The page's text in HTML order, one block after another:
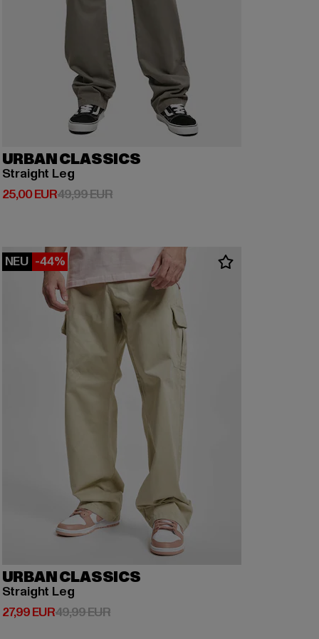
URBAN CLASSICS
Straight Leg
25,00 EUR
Derzeitiger Preis: 25,00 EUR
49,99 EURAktionspreis: 49,99 EUR
NEU -44%
URBAN CLASSICS
Straight Leg
27,99 EUR
Derzeitiger Preis: 27,99 EUR
49,99 EURAktionspreis: 49,99 EUR